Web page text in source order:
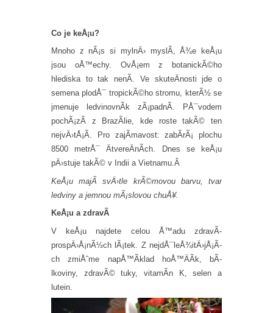
Co je keÅ¡u?
Mnoho z nÃ¡s si mylnÄ› myslÃ­, Å¾e keÅ¡u
jsou oÅ™echy. OvÅ¡em z botanickÃ©ho
hlediska to tak nenÃ­. Ve skuteÄnosti jde o
semena plodÅ¯ tropickÃ©ho stromu, kterÃ½ se
jmenuje ledvinovnÃ­k zÃ¡padnÃ­. PÅ¯vodem
pochÃ¡zÃ­ z BrazÃ­lie, kde roste takÃ© ten
nejvÄ›tÅ¡Ã­. Pro zajÃ­mavost: zabÃ­rÃ¡ plochu
8500 metrÅ¯ ÄtvereÄnÃ­ch. Dnes se keÅ¡u
pÄ›stuje takÃ© v Indii a Vietnamu.Â
KeÅ¡u majÃ­ svÄ›tle krÃ©movou barvu, tvar
ledviny a jemnou mÃ¡slovou chuÅ¥.
KeÅ¡u a zdravÃ­
V keÅ¡u najdete celou Å™adu zdravÃ­
prospÄ›Å¡nÃ½ch lÃ¡tek. Z nejdÅ¯leÅ¾itÄ›jÅ¡Ã­
ch zmiÅˆme napÅ™Ã­klad hoÅ™ÄÃ­k, bÃ­
lkoviny, zdravÃ© tuky, vitamÃ­n K, selen a
lutein.